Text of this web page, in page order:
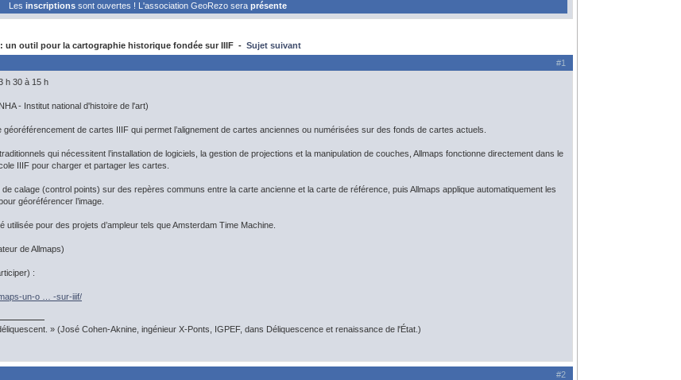
Les inscriptions sont ouvertes ! L'association GeoRezo sera présente
un outil pour la cartographie historique fondée sur IIIF - Sujet suivant
#1
h 30 à 15 h
- Institut national d'histoire de l'art)
géoréférencement de cartes IIIF qui permet l’alignement de cartes anciennes ou numérisées sur des fonds de cartes actuels.
qui nécessitent l’installation de logiciels, la gestion de projections et la manipulation de couches, Allmaps fonctionne directement dans le
IIIF pour charger et partager les cartes.
de calage (control points) sur des repères communs entre la carte ancienne et la carte de référence, puis Allmaps applique automatiquement les
géoréférencer l’image.
utilisée pour des projets d’ampleur tels que Amsterdam Time Machine.
de Allmaps)
:
un-o … -sur-iiif/
» (José Cohen-Aknine, ingénieur X-Ponts, IGPEF, dans Déliquescence et renaissance de l'État.)
#2